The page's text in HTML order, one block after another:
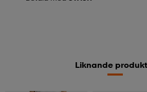
Liknande